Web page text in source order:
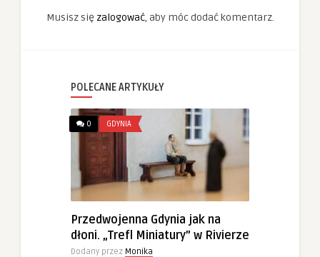
Musisz się zalogować, aby móc dodać komentarz.
POLECANE ARTYKUŁY
0 GDYNIA
Przedwojenna Gdynia jak na
dłoni. „Trefl Miniatury” w Rivierze
Dodany przez Monika